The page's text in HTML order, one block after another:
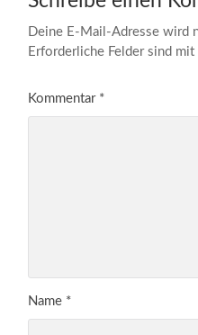
Deine E-Mail-Adresse wird
Erforderliche Felder sind mit
Kommentar *
Name *